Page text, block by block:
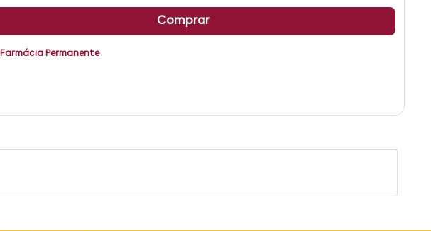
Comprar
Farmácia Permanente